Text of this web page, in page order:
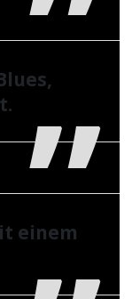
einem